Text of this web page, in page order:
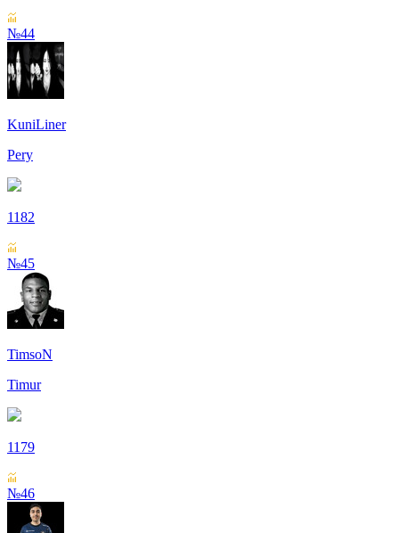
№44
KuniLiner
Pery
1182
№45
TimsoN
Timur
1179
№46